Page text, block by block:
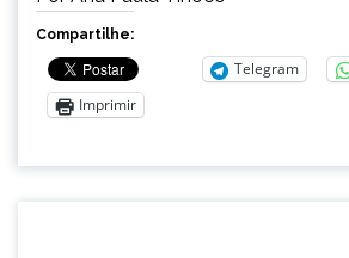
Compartilhe:
Telegram
Imprimir